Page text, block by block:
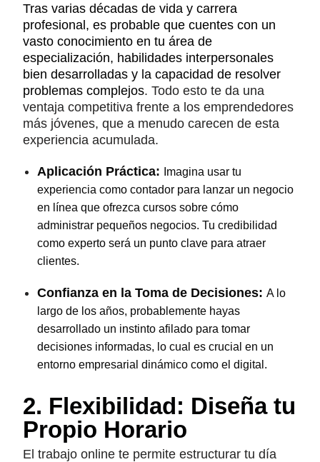
Tras varias décadas de vida y carrera
profesional, es probable que cuentes con un
vasto conocimiento en tu área de
especialización, habilidades interpersonales
bien desarrolladas y la capacidad de resolver
problemas complejos. Todo esto te da una
ventaja competitiva frente a los emprendedores
más jóvenes, que a menudo carecen de esta
experiencia acumulada.
Aplicación Práctica:
Imagina usar tu
experiencia como contador para lanzar un negocio
en línea que ofrezca cursos sobre cómo
administrar pequeños negocios. Tu credibilidad
como experto será un punto clave para atraer
clientes.
Confianza en la Toma de Decisiones:A lo
largo de los años, probablemente hayas
desarrollado un instinto afilado para tomar
decisiones informadas, lo cual es crucial en un
entorno empresarial dinámico como el digital.
2. Flexibilidad: Diseña tu
Propio Horario
El trabajo online te permite estructurar tu día